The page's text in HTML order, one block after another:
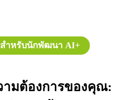
ำหรับนักพัฒนา AI+
มต้องการของคุณ: